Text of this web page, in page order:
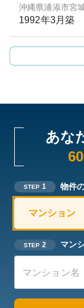
沖縄県浦添市宮
1992年3月築
あな
60
STEP 1 物件
マンション
STEP 2 マン